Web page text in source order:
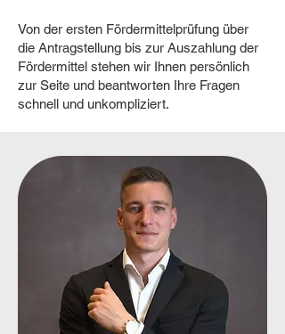
Von der ersten Fördermittelprüfung über
die Antragstellung bis zur Auszahlung der
Fördermittel stehen wir Ihnen persönlich
zur Seite und beantworten Ihre Fragen
schnell und unkompliziert.